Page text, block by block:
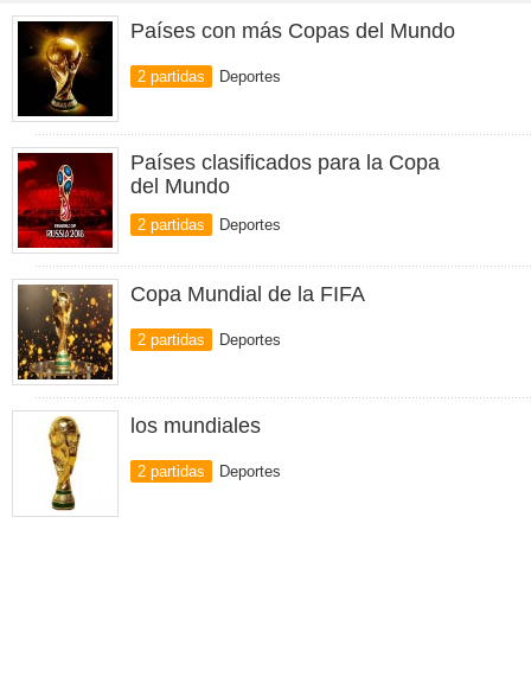
Países con más Copas del Mundo
2 partidas Deportes
Países clasificados para la Copa
del Mundo
2 partidas Deportes
Copa Mundial de la FIFA
2 partidas Deportes
los mundiales
2 partidas Deportes